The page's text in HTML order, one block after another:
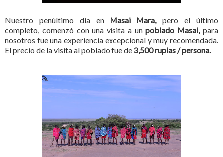
Nuestro penúltimo día en Masai Mara,pero el último
completo, comenzó con una visita a unpoblado Masai,para
nosotros fue una experiencia excepcional y muy recomendada.
El precio de la visita al poblado fue de3,500 rupias / persona.